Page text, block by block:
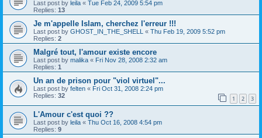
Last post by leila « Tue Feb 24, 2009 5:54 pm
Replies: 13
Je m'appelle Islam, cherchez l'erreur !!!
Last post by GHOST_IN_THE_SHELL « Thu Feb 19, 2009 5:52 pm
Replies: 2
Malgré tout, l'amour existe encore
Last post by malika « Fri Nov 28, 2008 2:32 am
Replies: 1
Un an de prison pour "viol virtuel"...
Last post by felten « Fri Oct 31, 2008 2:24 pm
Replies: 32 1 2 3
L'Amour c'est quoi ??
Last post by leila « Thu Oct 16, 2008 4:54 pm
Replies: 9